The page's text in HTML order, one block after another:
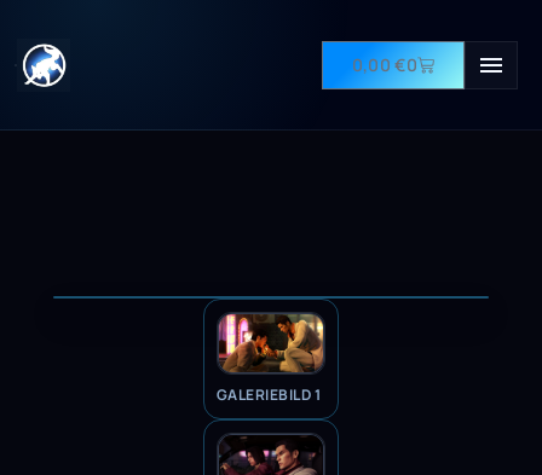
0,00€0
GALERIEBILD 1